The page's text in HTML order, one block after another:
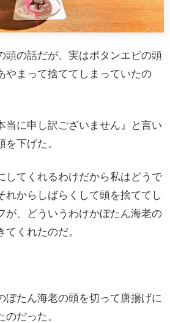
頭の話だが、実はボタンエビの頭
やまって捨ててしまっていたの
当に申し訳ございません』と言い
下げた。
してくれるわけだから私はどうで
れからしばらくして頭を捨ててし
が、どういうわけかぼたん海老の
くれたのだ。
ぼたん海老の頭を切って唐揚げに
だった。